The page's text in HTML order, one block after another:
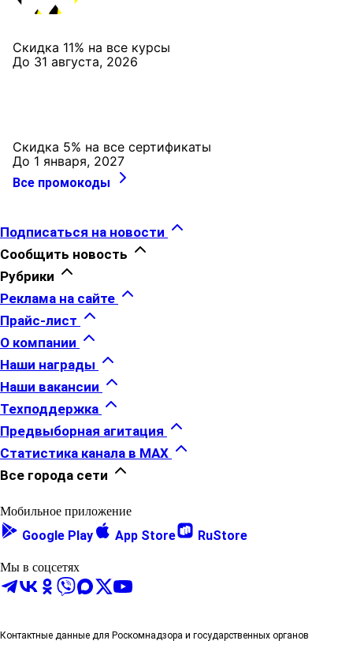
Скидка 11% на все курсы
До 31 августа, 2026
Скидка 5% на все сертификаты
До 1 января, 2027
Все промокоды
Подписаться на новости
Сообщить новость
Рубрики
Реклама на сайте
Прайс-лист
О компании
Наши награды
Наши вакансии
Техподдержка
Предвыборная агитация
Статистика канала в MAX
Все города сети
Мобильное приложение
Google Play App Store RuStore
Мы в соцсетях
Контактные данные для Роскомнадзора и государственных органов